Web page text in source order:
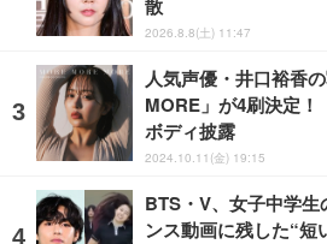
散
2026.8.8(土) 11:47
人気声優・井口裕香
MORE」が4刷決定
ボディ披露
2024.10.11(金) 19:15
BTS・V、女子中学
ンス動画に残した“短